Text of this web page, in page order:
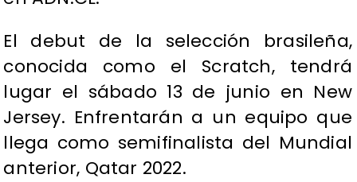
El debut de la selección brasileña,
conocida como el Scratch, tendrá
lugar el sábado 13 de junio en New
Jersey. Enfrentarán a un equipo que
llega como semifinalista del Mundial
anterior, Qatar 2022.